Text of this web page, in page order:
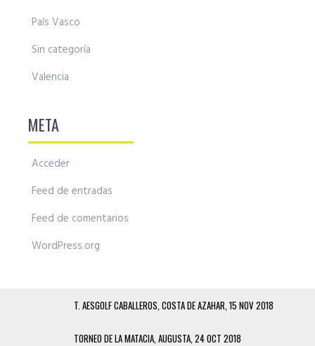
País Vasco
Sin categoría
Valencia
META
Acceder
Feed de entradas
Feed de comentarios
WordPress.org
T. AESGOLF CABALLEROS, COSTA DE AZAHAR, 15 NOV 2018
TORNEO DE LA MATACIA, AUGUSTA, 24 OCT 2018